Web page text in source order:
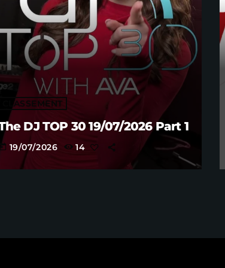
CLASSEMENT
The DJ TOP 30 19/07/2026 Part 1
today 19/07/2026 14